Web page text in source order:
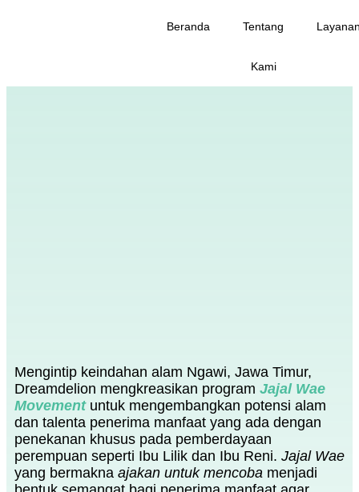
Beranda Tentang
Kami
Mengintip keindahan alam Ngawi, Jawa Timur,
Dreamdelion mengkreasikan program Jajal Wae
Movement untuk mengembangkan potensi alam
dan talenta penerima manfaat yang ada dengan
penekanan khusus pada pemberdayaan
perempuan seperti Ibu Lilik dan Ibu Reni. Jajal Wae
yang bermakna ajakan untuk mencoba menjadi